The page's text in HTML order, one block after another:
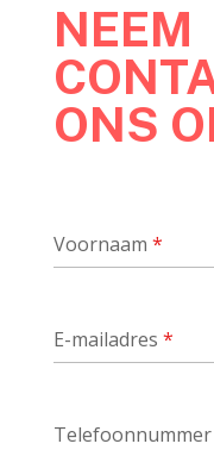
NEEM
ONS
Voornaam *
E-mailadres *
Telefoonnummer